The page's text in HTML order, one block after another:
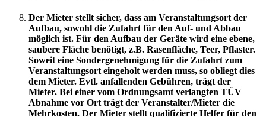
Der Mieter stellt sicher, dass am Veranstaltungsort der
Aufbau, sowohl die Zufahrt für den Auf- und Abbau
möglich ist. Für den Aufbau der Geräte wird eine ebene,
saubere Fläche benötigt, z.B. Rasenfläche, Teer, Pflaster.
Soweit eine Sondergenehmigung für die Zufahrt zum
Veranstaltungsort eingeholt werden muss, so obliegt dies
dem Mieter. Evtl. anfallenden Gebühren, trägt der
Mieter. Bei einer vom Ordnungsamt verlangten TÜV
Abnahme vor Ort trägt der Veranstalter/Mieter die
Mehrkosten. Der Mieter stellt qualifizierte Helfer für den